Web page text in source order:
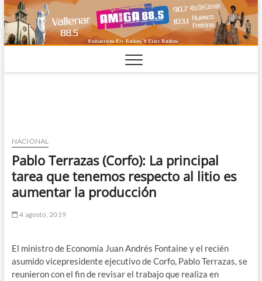
Saltar
al
contenido
NACIONAL
Pablo Terrazas (Corfo): La principal
tarea que tenemos respecto al litio es
aumentar la producción
4 agosto, 2019
El ministro de Economía Juan Andrés Fontaine y el recién
asumido vicepresidente ejecutivo de Corfo, Pablo Terrazas, se
reunieron con el fin de revisar el trabajo que realiza en